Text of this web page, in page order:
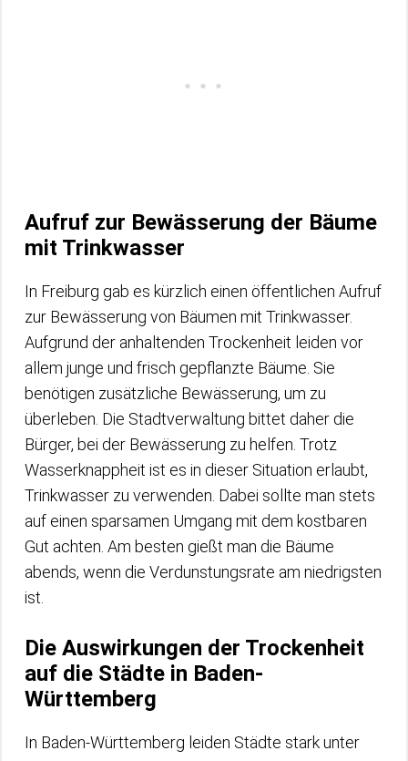
Aufruf zur Bewässerung der Bäume
mit Trinkwasser
In Freiburg gab es kürzlich einen öffentlichen Aufruf
zur Bewässerung von Bäumen mit Trinkwasser.
Aufgrund der anhaltenden Trockenheit leiden vor
allem junge und frisch gepflanzte Bäume. Sie
benötigen zusätzliche Bewässerung, um zu
überleben. Die Stadtverwaltung bittet daher die
Bürger, bei der Bewässerung zu helfen. Trotz
Wasserknappheit ist es in dieser Situation erlaubt,
Trinkwasser zu verwenden. Dabei sollte man stets
auf einen sparsamen Umgang mit dem kostbaren
Gut achten. Am besten gießt man die Bäume
abends, wenn die Verdunstungsrate am niedrigsten
ist.
Die Auswirkungen der Trockenheit
auf die Städte in Baden-
Württemberg
In Baden-Württemberg leiden Städte stark unter